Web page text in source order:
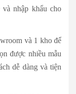
nhập khẩu cho
và 1 kho để
được nhiều mẫu
dễ dàng và tiện